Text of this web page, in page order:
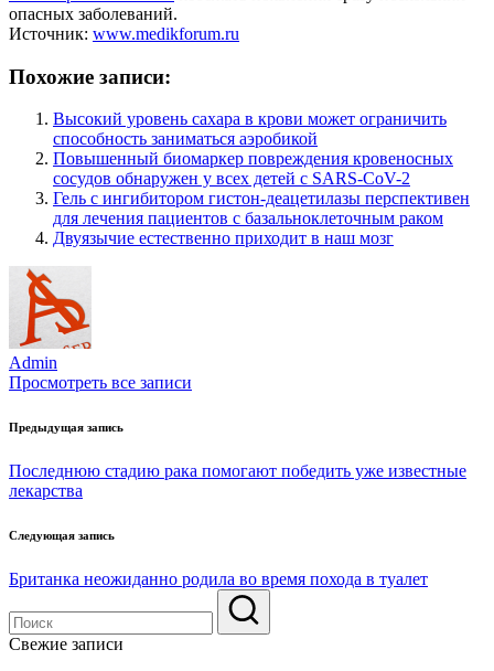
опасных заболеваний.
Источник: www.medikforum.ru
Похожие записи:
Высокий уровень сахара в крови может ограничить
способность заниматься аэробикой
Повышенный биомаркер повреждения кровеносных
сосудов обнаружен у всех детей с SARS-CoV-2
Гель с ингибитором гистон-деацетилазы перспективен
для лечения пациентов с базальноклеточным раком
Двуязычие естественно приходит в наш мозг
Admin
Просмотреть все записи
Навигация
по
записям
Предыдущая запись
Последнюю стадию рака помогают победить уже известные
лекарства
Следующая запись
Британка неожиданно родила во время похода в туалет
Свежие записи